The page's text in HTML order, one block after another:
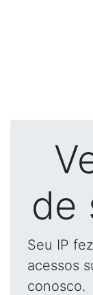
de
Seu IP
acessos
conosco.